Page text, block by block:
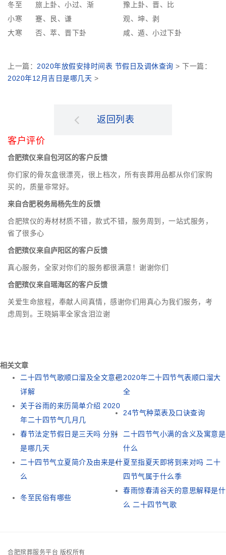
冬至
旅上卦、小过、渐
豫上卦、晋、比
小寒
蹇、艮、谦
观、坤、剥
大寒
否、萃、晋下卦 咸、遁、小过下卦
上一篇： 2020年放假安排时间表 节假日及调休查询 > 下一篇：
2020年12月吉日是哪几天 >
返回列表
客户评价
合肥殡仪来自包河区的客户反馈
你们家的骨灰盒很漂亮，很上档次，所有丧葬用品都从你们家购
买的，质量非常好。
来自合肥税务局杨先生的反馈
合肥殡仪的寿材材质不错，款式不错，服务周到，一站式服务，
省了很多心
合肥殡仪来自庐阳区的客户反馈
真心服务，全家对你们的服务都很满意！谢谢你们
合肥殡仪来自瑶海区的客户反馈
关爱生命旅程，奉献人间真情，感谢你们用真心为我们服务，考
虑周到。王晓娟率全家含泪泣谢
相关文章
二十四节气歌顺口溜及全文意思
详解
2020年二十四节气表顺口溜大
全
关于谷雨的来历简单介绍 2020
年二十四节气几月几
24节气种菜表及口诀查询
春节法定节假日是三天吗 分别
是哪几天
二十四节气小满的含义及寓意是
什么
二十四节气立夏简介及由来是什
么
夏至指夏天即将到来对吗 二十
四节气属于什么季
冬至民俗有哪些
春雨惊春清谷天的意思解释是什
么 二十四节气歌
合肥殡葬服务平台 版权所有